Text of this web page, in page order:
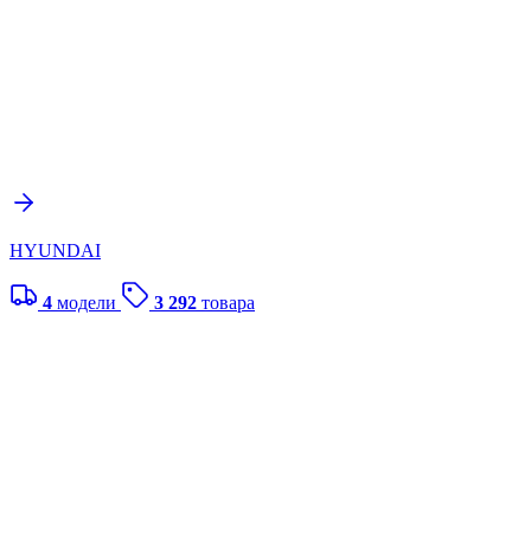
HYUNDAI
4 модели 3 292 товара